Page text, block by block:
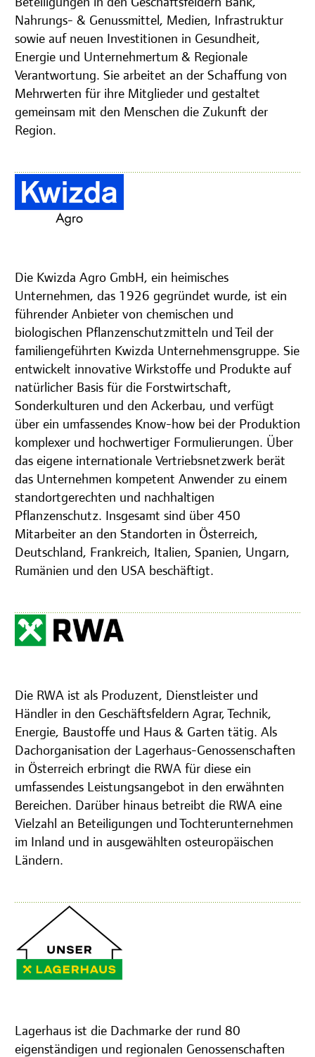
Nahrungs- & Genussmittel, Medien, Infrastruktur
sowie auf neuen Investitionen in Gesundheit,
Energie und Unternehmertum & Regionale
Verantwortung. Sie arbeitet an der Schaffung von
Mehrwerten für ihre Mitglieder und gestaltet
gemeinsam mit den Menschen die Zukunft der
Region.
Die Kwizda Agro GmbH, ein heimisches
Unternehmen, das 1926 gegründet wurde, ist ein
führender Anbieter von chemischen und
biologischen Pflanzenschutzmitteln und Teil der
familiengeführten Kwizda Unternehmensgruppe. Sie
entwickelt innovative Wirkstoffe und Produkte auf
natürlicher Basis für die Forstwirtschaft,
Sonderkulturen und den Ackerbau, und verfügt
über ein umfassendes Know-how bei der Produktion
komplexer und hochwertiger Formulierungen. Über
das eigene internationale Vertriebsnetzwerk berät
das Unternehmen kompetent Anwender zu einem
standortgerechten und nachhaltigen
Pflanzenschutz. Insgesamt sind über 450
Mitarbeiter an den Standorten in Österreich,
Deutschland, Frankreich, Italien, Spanien, Ungarn,
Rumänien und den USA beschäftigt.
Die RWA ist als Produzent, Dienstleister und
Händler in den Geschäftsfeldern Agrar, Technik,
Energie, Baustoffe und Haus & Garten tätig. Als
Dachorganisation der Lagerhaus-Genossenschaften
in Österreich erbringt die RWA für diese ein
umfassendes Leistungsangebot in den erwähnten
Bereichen. Darüber hinaus betreibt die RWA eine
Vielzahl an Beteiligungen und Tochterunternehmen
im Inland und in ausgewählten osteuropäischen
Ländern.
Lagerhaus ist die Dachmarke der rund 80
eigenständigen und regionalen Genossenschaften